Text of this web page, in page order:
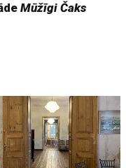
Mūžīgi Čaks